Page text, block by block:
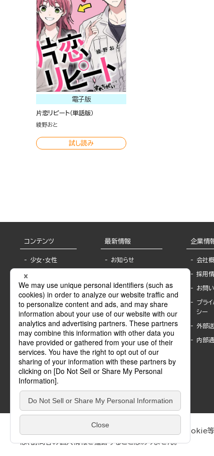
電子版
片恋リピート（単話版）
綾野おと
試し読み
コンテンツ
少女・女性
BL
ライトノベル
青年・一般
グラビア・写真
モーター誌
SPECIAL
Sublicense
最新情報
お知らせ
報
書店様へ
海外ライセンシー
公式SNSアカウ
ント
作家一覧
Keyword list
Author list
企業情
会社
採用
お問
プライ
シー
外部
内部
ぶんか社が運営するサイトでは、利便性向上のためにCookie
は、訪問者の個人情報を追跡することはありません。